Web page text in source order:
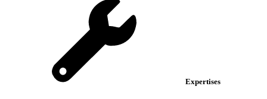
Expertises